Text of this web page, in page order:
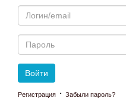
Email
Пароль
Войти
Регистрация · Забыли пароль?